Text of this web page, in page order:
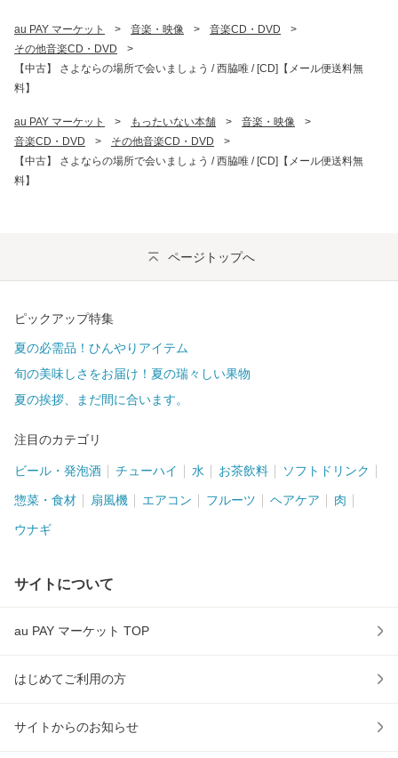
au PAY マーケット > 音楽・映像 > 音楽CD・DVD
>
その他音楽CD・DVD
>
【中古】 さよならの場所で会いましょう / 西脇唯 / [CD]【メール便送料無
料】
au PAY マーケット > もったいない本舗 > 音楽・映像
>
音楽CD・DVD
> その他音楽CD・DVD
>
【中古】 さよならの場所で会いましょう / 西脇唯 / [CD]【メール便送料無
料】
ページトップへ
ピックアップ特集
夏の必需品！ひんやりアイテム
旬の美味しさをお届け！夏の瑞々しい果物
夏の挨拶、まだ間に合います。
注目のカテゴリ
ビール・発泡酒 チューハイ 水 お茶飲料 ソフトドリンク
惣菜・食材 扇風機 エアコン フルーツ ヘアケア 肉
ウナギ
サイトについて
au PAY マーケット TOP
はじめてご利用の方
サイトからのお知らせ